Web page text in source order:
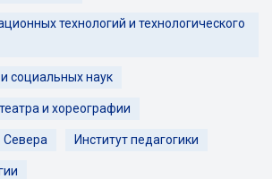
технологий и технологического
социальных наук
и хореографии
Севера Институт педагогики